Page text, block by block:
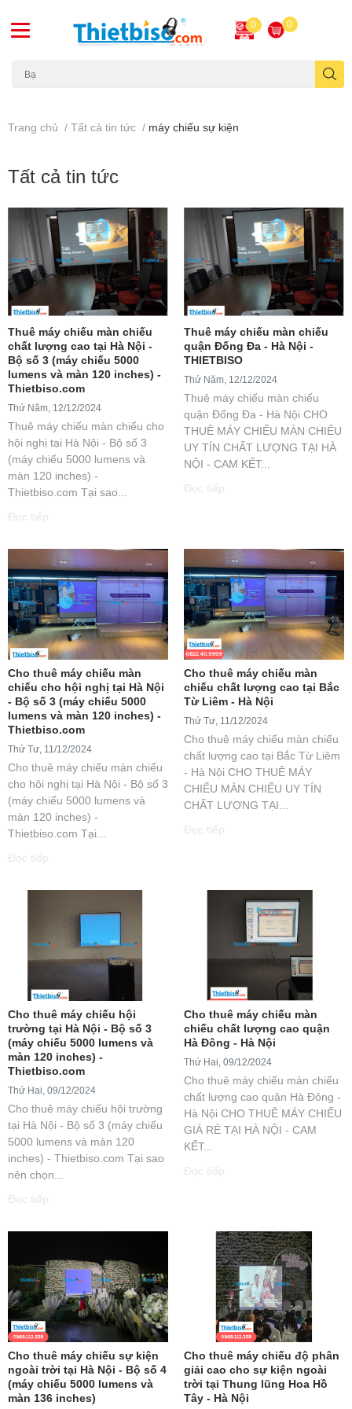
0 0
Trang chủ / Tất cả tin tức / máy chiếu sự kiện
Tất cả tin tức
Thuê máy chiếu màn chiếu
chất lượng cao tại Hà Nội -
Bộ số 3 (máy chiếu 5000
lumens và màn 120 inches) -
Thietbiso.com
Thứ Năm, 12/12/2024
Thuê máy chiếu màn chiếu cho
hội nghị tại Hà Nội - Bộ số 3
(máy chiếu 5000 lumens và
màn 120 inches) -
Thietbiso.com Tại sao...
Đọc tiếp
Thuê máy chiếu màn chiếu
quận Đống Đa - Hà Nội -
THIETBISO
Thứ Năm, 12/12/2024
Thuê máy chiếu màn chiếu
quận Đống Đa - Hà Nội CHO
THUÊ MÁY CHIẾU MÀN CHIẾU
UY TÍN CHẤT LƯỢNG TẠI HÀ
NỘI - CAM KẾT...
Đọc tiếp
Cho thuê máy chiếu màn
chiếu cho hội nghị tại Hà Nội
- Bộ số 3 (máy chiếu 5000
lumens và màn 120 inches) -
Thietbiso.com
Thứ Tư, 11/12/2024
Cho thuê máy chiếu màn chiếu
cho hội nghị tại Hà Nội - Bộ số 3
(máy chiếu 5000 lumens và
màn 120 inches) -
Thietbiso.com Tại...
Đọc tiếp
Cho thuê máy chiếu màn
chiếu chất lượng cao tại Bắc
Từ Liêm - Hà Nội
Thứ Tư, 11/12/2024
Cho thuê máy chiếu màn chiếu
chất lượng cao tại Bắc Từ Liêm
- Hà Nội CHO THUÊ MÁY
CHIẾU MÀN CHIẾU UY TÍN
CHẤT LƯỢNG TẠI...
Đọc tiếp
Cho thuê máy chiếu hội
trường tại Hà Nội - Bộ số 3
(máy chiếu 5000 lumens và
màn 120 inches) -
Thietbiso.com
Thứ Hai, 09/12/2024
Cho thuê máy chiếu hội trường
tại Hà Nội - Bộ số 3 (máy chiếu
5000 lumens và màn 120
inches) - Thietbiso.com Tại sao
nên chọn...
Đọc tiếp
Cho thuê máy chiếu màn
chiếu chất lượng cao quận
Hà Đông - Hà Nội
Thứ Hai, 09/12/2024
Cho thuê máy chiếu màn chiếu
chất lượng cao quận Hà Đông -
Hà Nội CHO THUÊ MÁY CHIẾU
GIÁ RẺ TẠI HÀ NỘI - CAM
KẾT...
Đọc tiếp
Cho thuê máy chiếu sự kiện
ngoài trời tại Hà Nội - Bộ số 4
(máy chiếu 5000 lumens và
màn 136 inches)
Cho thuê máy chiếu độ phân
giải cao cho sự kiện ngoài
trời tại Thung lũng Hoa Hồ
Tây - Hà Nội